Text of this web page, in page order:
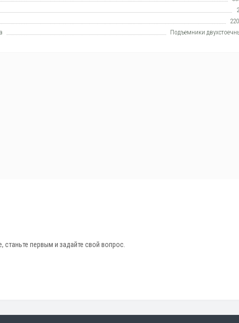
Подъемники
первым и задайте свой вопрос.